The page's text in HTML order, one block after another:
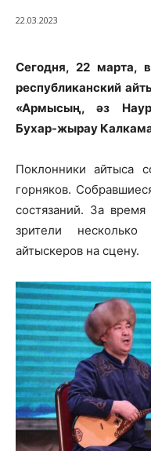
22.03.2023
Сегодня, 22 марта,
республиканский
«Армысың, әз
Бухар-жырау
Поклонники айтыса
горняков.
состязаний. За
зрители
айтыскеров на сцену.